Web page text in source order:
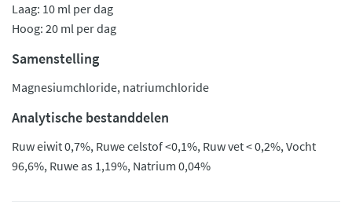
Laag: 10 ml per dag
Hoog: 20 ml per dag
Samenstelling
Magnesiumchloride, natriumchloride
Analytische bestanddelen
Ruw eiwit 0,7%, Ruwe celstof <0,1%, Ruw vet < 0,2%, Vocht
96,6%, Ruwe as 1,19%, Natrium 0,04%